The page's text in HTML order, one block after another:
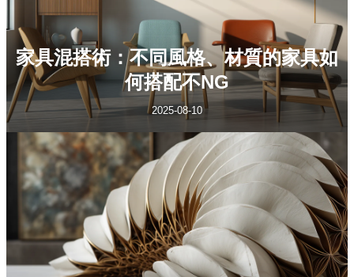
家具混搭術：不同風格、材質的家具如
何搭配不NG
2025-08-10